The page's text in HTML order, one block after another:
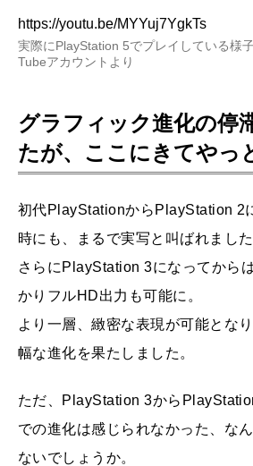
https://youtu.be/MYYuj7YgkTs
実際にPlayStation 5でプレイしている様
Tubeアカウントより
グラフィック進化の停
たが、ここにきてやっ
初代PlayStationからPlayStation 2
時にも、まるで実写と叫ばれました
さらにPlayStation 3になってから
かりフルHD出力も可能に。
より一層、緻密な表現が可能とな
幅な進化を果たしました。
ただ、PlayStation 3から
での進化は感じられなかった、な
ないでしょうか。